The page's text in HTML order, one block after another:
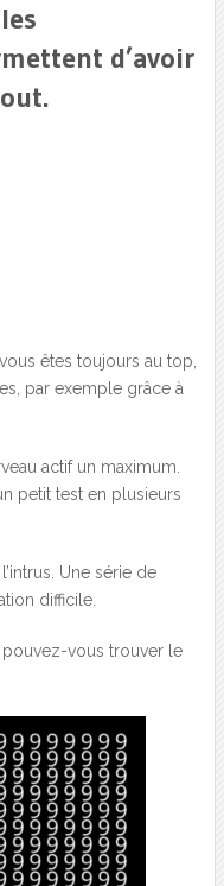
d’avoir
êtes toujours au top,
par exemple grâce à
actif un maximum.
petit test en plusieurs
Une série de
difficile.
pouvez-vous trouver le